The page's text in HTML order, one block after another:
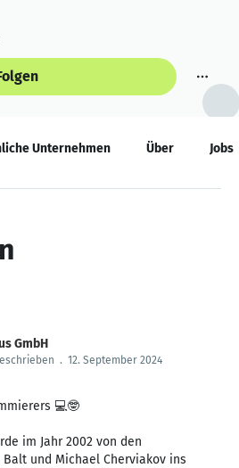
Unternehmen Über Jobs
GmbH
. 12. September 2024
💻🤓
im Jahr 2002 von den
und Michael Cherviakov ins